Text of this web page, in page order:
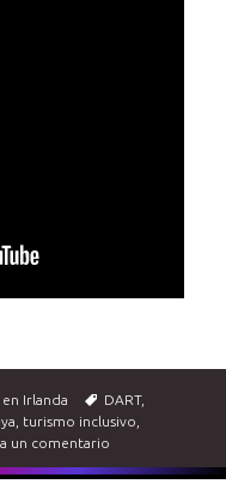
Irlanda Etiquetas
DART,
turismo inclusivo
un comentario